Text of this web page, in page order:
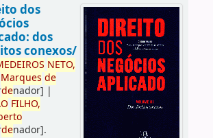
dos
dos
conexos/
DEIROS NETO,
Marques de
denador] |
FILHO,
denador].